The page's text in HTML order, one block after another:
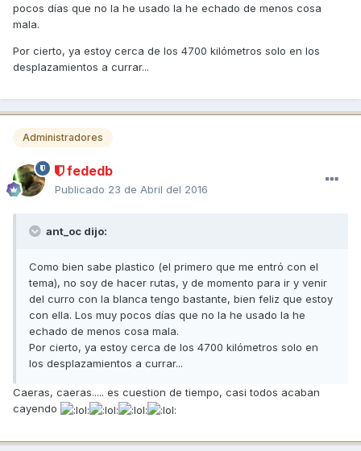
pocos días que no la he usado la he echado de menos cosa
mala.
Por cierto, ya estoy cerca de los 4700 kilómetros solo en los
desplazamientos a currar...
Administradores
fededb
Publicado 23 de Abril del 2016
ant_oc dijo:
Como bien sabe plastico (el primero que me entró con el
tema), no soy de hacer rutas, y de momento para ir y venir
del curro con la blanca tengo bastante, bien feliz que estoy
con ella. Los muy pocos días que no la he usado la he
echado de menos cosa mala.
Por cierto, ya estoy cerca de los 4700 kilómetros solo en
los desplazamientos a currar...
Caeras, caeras..... es cuestion de tiempo, casi todos acaban
cayendo